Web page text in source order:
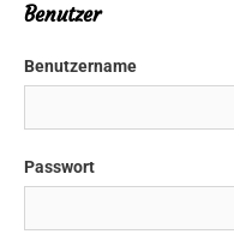
Benutzer
Benutzername
Passwort